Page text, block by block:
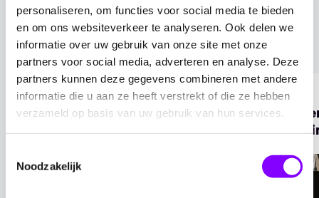
personaliseren, om functies voor social media te bieden
en om ons websiteverkeer te analyseren. Ook delen we
informatie over uw gebruik van onze site met onze
partners voor social media, adverteren en analyse. Deze
partners kunnen deze gegevens combineren met andere
informatie die u aan ze heeft verstrekt of die ze hebben
verzameld op basis van uw gebruik van hun services.
Noodzakelijk
Kennis en Cases die inspireren
17-2-2022 On demand
Webinarreeks: De
Moderne IT
Ga naar Webinarreeks: De Moderne IT Organisatie
Blogpost
Goed
nieuwe jaar
licenties in
Ga naar Goed